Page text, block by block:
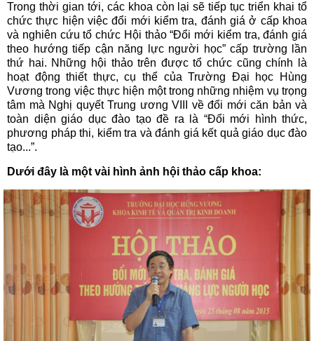
Trong thời gian tới, các khoa còn lại sẽ tiếp tục triển khai tổ
chức thực hiện việc đổi mới kiểm tra, đánh giá ở cấp khoa
và nghiên cứu tổ chức Hội thảo “Đổi mới kiểm tra, đánh giá
theo hướng tiếp cận năng lực người học” cấp trường lần
thứ hai. Những hội thảo trên được tổ chức cũng chính là
hoạt động thiết thực, cụ thể của Trường Đại học Hùng
Vương trong việc thực hiện một trong những nhiệm vụ trọng
tâm mà Nghị quyết Trung ương VIII về đổi mới căn bản và
toàn diện giáo dục đào tạo đề ra là “Đổi mới hình thức,
phương pháp thi, kiểm tra và đánh giá kết quả giáo dục đào
tạo...”.
Dưới đây là một vài hình ảnh hội thảo cấp khoa: